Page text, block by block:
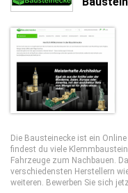
Die Bausteinecke ist ein
findest du viele
Fahrzeuge zum Nachbauen.
verschiedensten Herstellern
weiteren. Bewerben Sie sich